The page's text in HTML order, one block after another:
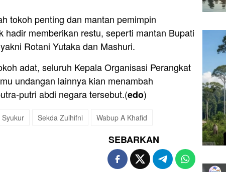
tokoh penting dan mantan pemimpin
hadir memberikan restu, seperti mantan Bupati
Rotani Yutaka dan Mashuri.
adat, seluruh Kepala Organisasi Perangkat
undangan lainnya kian menambah
putri abdi negara tersebut.(edo)
Syukur Sekda Zulhifni Wabup A Khafid
SEBARKAN